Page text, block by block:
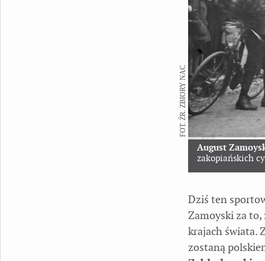
August
zakopiańskich
FOT. ŹR. ZBIORY NAC
Dziś ten
Zamoyski za to,
krajach świata.
zostaną